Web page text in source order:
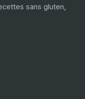
sans gluten,